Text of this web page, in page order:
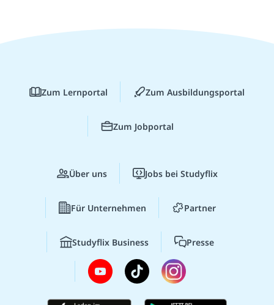
Zum Lernportal Zum Ausbildungsportal
Zum Jobportal
Über uns Jobs bei Studyflix
Für Unternehmen Partner
Studyflix Business Presse